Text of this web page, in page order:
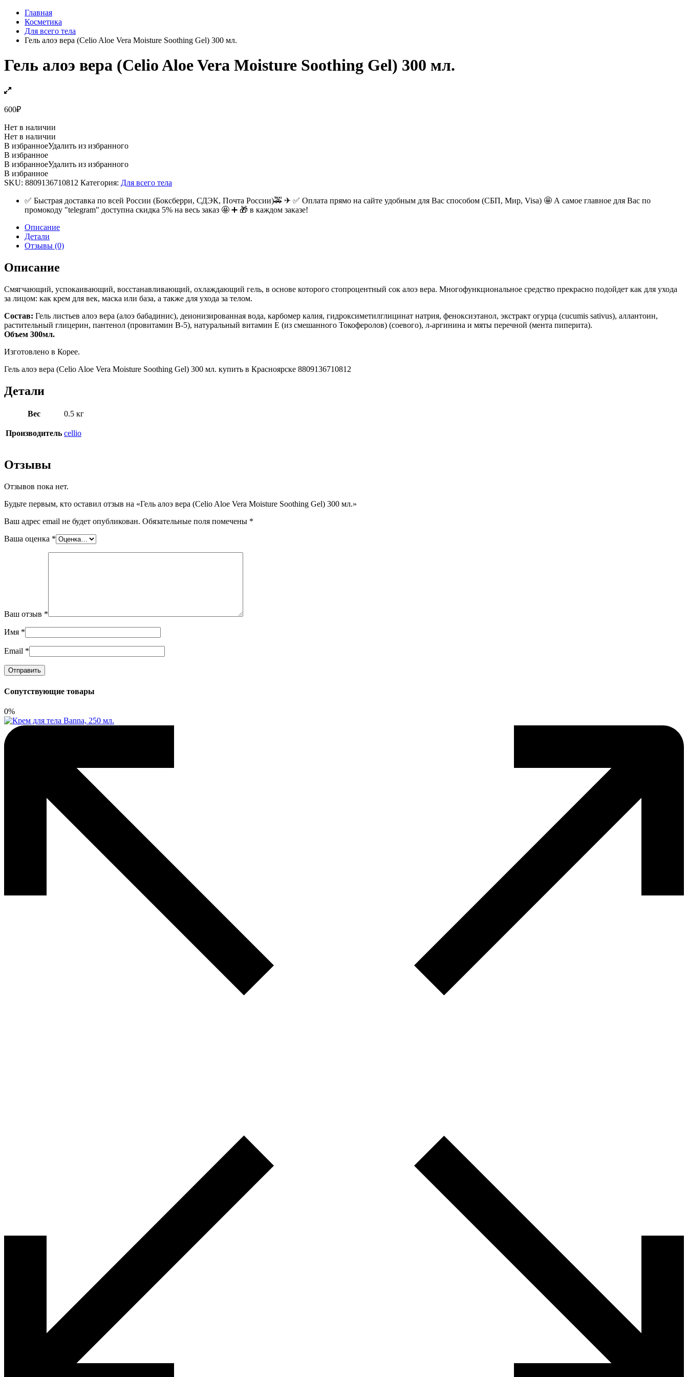
Главная
Косметика
Для всего тела
Гель алоэ вера (Celio Aloe Vera Moisture Soothing Gel) 300 мл.
Гель алоэ вера (Celio Aloe Vera Moisture Soothing Gel) 300 мл.
600₽
Нет в наличии
Нет в наличии
В избранноеУдалить из избранного
В избранное
В избранноеУдалить из избранного
В избранное
SKU: 8809136710812 Категория: Для всего тела
✅ Быстрая доставка по всей России (Боксберри, СДЭК, Почта России)🚕 ✈ ✅ Оплата прямо на сайте удобным для Вас способом (СБП, Мир, Visa) 🤩 А самое главное для Вас по
промокоду "telegram" доступна скидка 5% на весь заказ 🤩 ➕ 🎁 в каждом заказе!
Описание
Детали
Отзывы (0)
Описание
Смягчающий, успокаивающий, восстанавливающий, охлаждающий гель, в основе которого стопроцентный сок алоэ вера. Многофункциональное средство прекрасно подойдет как для ухода
за лицом: как крем для век, маска или база, а также для ухода за телом.
Состав: Гель листьев алоэ вера (алоэ бабадинис), деионизированная вода, карбомер калия, гидроксиметилглицинат натрия, феноксиэтанол, экстракт огурца (cucumis sativus), аллантоин,
растительный глицерин, пантенол (провитамин B-5), натуральный витамин Е (из смешанного Токоферолов) (соевого), л-аргинина и мяты перечной (мента пиперита).
Объем 300мл.
Изготовлено в Корее.
Гель алоэ вера (Celio Aloe Vera Moisture Soothing Gel) 300 мл. купить в Красноярске 8809136710812
Детали
Вес 0.5 кг
Производитель cellio
Отзывы
Отзывов пока нет.
Будьте первым, кто оставил отзыв на «Гель алоэ вера (Celio Aloe Vera Moisture Soothing Gel) 300 мл.»
Ваш адрес email не будет опубликован. Обязательные поля помечены *
Ваша оценка *
Ваш отзыв *
Имя *
Email *
Сопутствующие товары
0%